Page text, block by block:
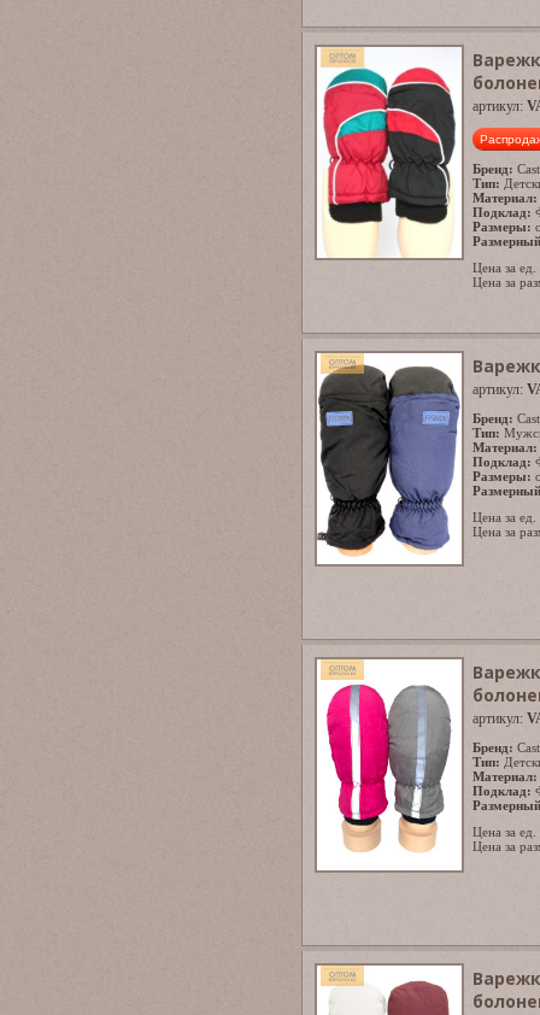
артикул:
Бренд:
Тип:
Материал:
Подклад:
Размеры:
Цена за
Цена за
артикул:
Бренд:
Тип:
Материал:
Подклад:
Размеры:
Цена за
Цена за
артикул:
Бренд:
Тип:
Материал:
Подклад:
Цена за
Цена за